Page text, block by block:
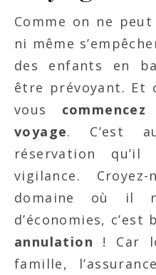
Comme on ne
ni même
des enfants en
être prévoyant. Et
vous
voyage. C’est
réservation
vigilance.
domaine où il
d’économies, c’est
annulation ! Car
famille,